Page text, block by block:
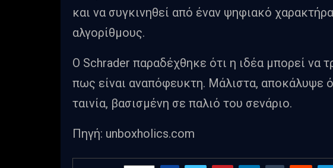
και να συγκινηθεί από έναν ψηφιακό
αλγορίθμους.
Ο Schrader παραδέχθηκε ότι η ιδέα μπορεί να
πως είναι αναπόφευκτη. Μάλιστα, αποκάλυψε
ταινία, βασισμένη σε παλιό του σενάριο.
Πηγή: unboxholics.com